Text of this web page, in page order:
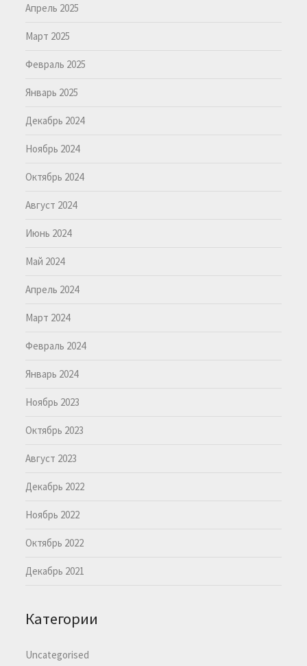
Апрель 2025
Март 2025
Февраль 2025
Январь 2025
Декабрь 2024
Ноябрь 2024
Октябрь 2024
Август 2024
Июнь 2024
Май 2024
Апрель 2024
Март 2024
Февраль 2024
Январь 2024
Ноябрь 2023
Октябрь 2023
Август 2023
Декабрь 2022
Ноябрь 2022
Октябрь 2022
Декабрь 2021
Категории
Uncategorised